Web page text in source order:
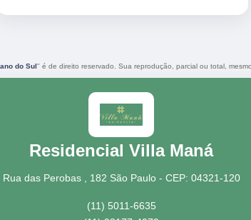
do Sul" é de direito reservado. Sua reprodução, parcial ou total,
Residencial Villa Maná
Rua das Perobas , 182 São Paulo - CEP: 04321-120
(11) 5011-6635